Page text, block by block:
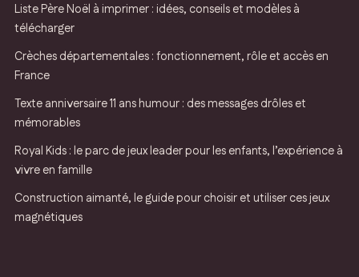
Liste Père Noël à imprimer : idées, conseils et modèles à
télécharger
Crèches départementales : fonctionnement, rôle et accès en
France
Texte anniversaire 11 ans humour : des messages drôles et
mémorables
Royal Kids : le parc de jeux leader pour les enfants, l’expérience à
vivre en famille
Construction aimanté, le guide pour choisir et utiliser ces jeux
magnétiques